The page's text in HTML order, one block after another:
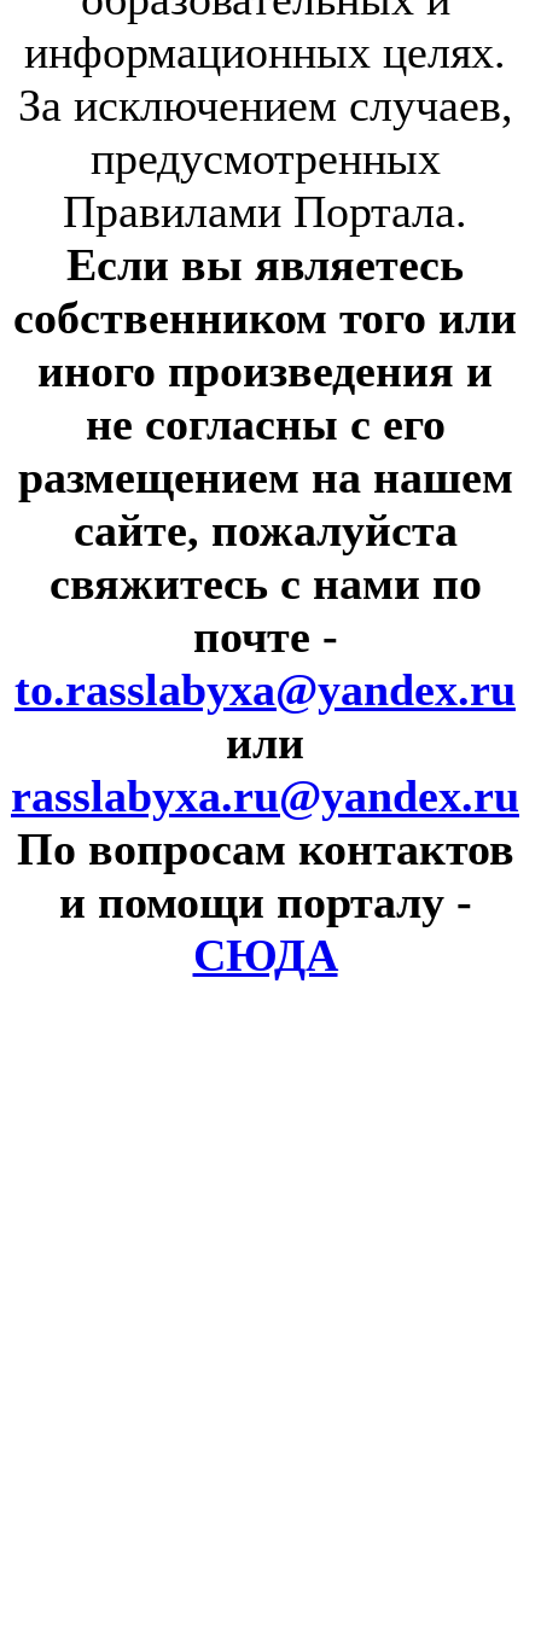
информационных целях.
За исключением случаев,
предусмотренных
Правилами Портала.
Если вы являетесь
собственником того или
иного произведения и
не согласны с его
размещением на нашем
сайте, пожалуйста
свяжитесь с нами по
почте -
to.rasslabyxa@yandex.ru
или
rasslabyxa.ru@yandex.ru
По вопросам контактов
и помощи порталу -
СЮДА